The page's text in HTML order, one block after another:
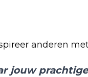
anderen
jouw